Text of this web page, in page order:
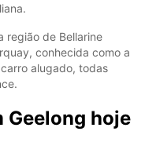
região de Bellarine
conhecida como a
alugado, todas
Geelong hoje